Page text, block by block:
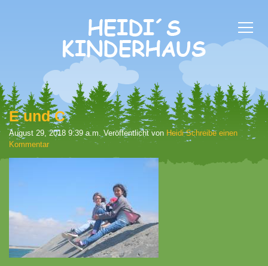
E und C
August 29, 2018 9:39 a.m. Veröffentlicht von Heidi Schreibe einen
Kommentar